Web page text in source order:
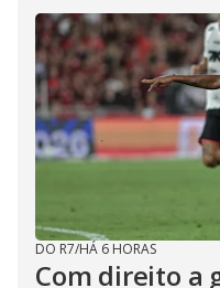
DO R7/HÁ 6 HORAS
Com direito a